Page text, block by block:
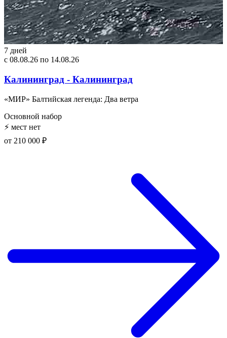
7 дней
с 08.08.26 по 14.08.26
Калининград - Калининград
«МИР» Балтийская легенда: Два ветра
Основной набор
⚡ мест нет
от 210 000 ₽